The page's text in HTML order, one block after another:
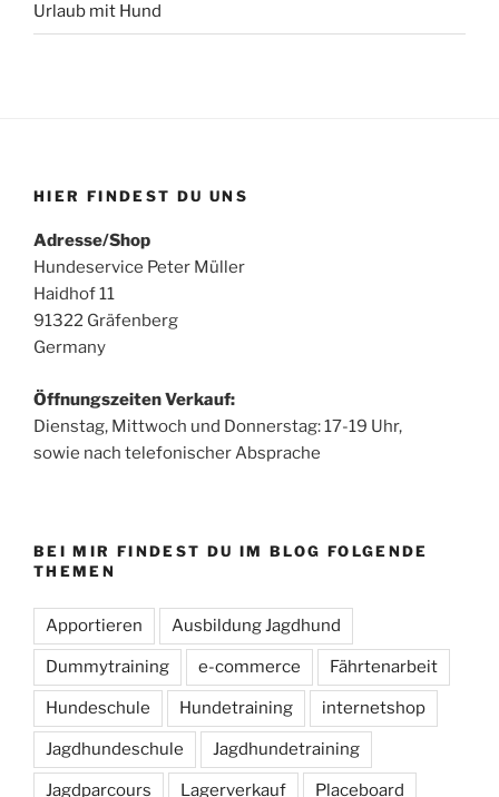
Urlaub mit Hund
HIER FINDEST DU UNS
Adresse/Shop
Hundeservice Peter Müller
Haidhof 11
91322 Gräfenberg
Germany
Öffnungszeiten Verkauf:
Dienstag, Mittwoch und Donnerstag: 17-19 Uhr,
sowie nach telefonischer Absprache
BEI MIR FINDEST DU IM BLOG FOLGENDE
THEMEN
Apportieren Ausbildung Jagdhund
Dummytraining e-commerce Fährtenarbeit
Hundeschule Hundetraining internetshop
Jagdhundeschule Jagdhundetraining
Jagdparcours Lagerverkauf Placeboard